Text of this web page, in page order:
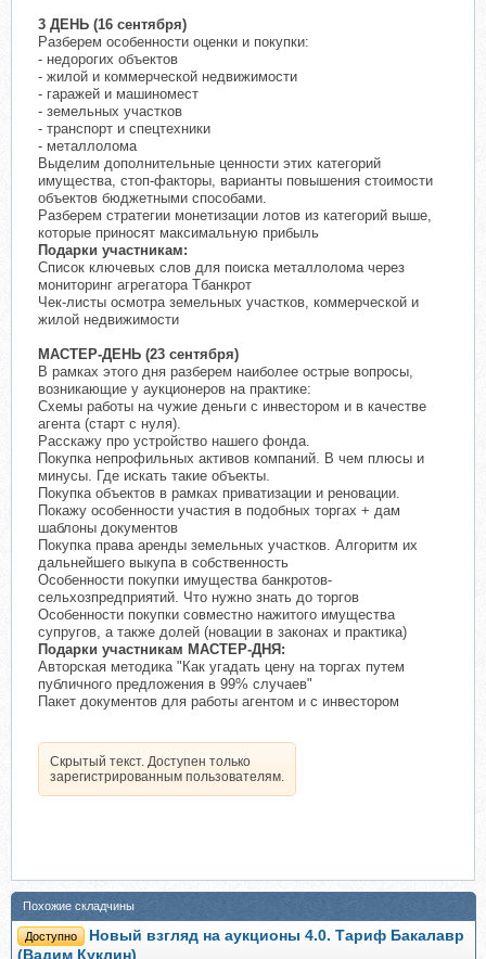
3 ДЕНЬ (16 сентября)
Разберем особенности оценки и покупки:
- недорогих объектов
- жилой и коммерческой недвижимости
- гаражей и машиномест
- земельных участков
- транспорт и спецтехники
- металлолома
Выделим дополнительные ценности этих категорий
имущества, стоп-факторы, варианты повышения стоимости
объектов бюджетными способами.
Разберем стратегии монетизации лотов из категорий выше,
которые приносят максимальную прибыль
Подарки участникам:
Список ключевых слов для поиска металлолома через
мониторинг агрегатора Тбанкрот
Чек-листы осмотра земельных участков, коммерческой и
жилой недвижимости
МАСТЕР-ДЕНЬ (23 сентября)
В рамках этого дня разберем наиболее острые вопросы,
возникающие у аукционеров на практике:
Схемы работы на чужие деньги с инвестором и в качестве
агента (старт с нуля).
Расскажу про устройство нашего фонда.
Покупка непрофильных активов компаний. В чем плюсы и
минусы. Где искать такие объекты.
Покупка объектов в рамках приватизации и реновации.
Покажу особенности участия в подобных торгах + дам
шаблоны документов
Покупка права аренды земельных участков. Алгоритм их
дальнейшего выкупа в собственность
Особенности покупки имущества банкротов-
сельхозпредприятий. Что нужно знать до торгов
Особенности покупки совместно нажитого имущества
супругов, а также долей (новации в законах и практика)
Подарки участникам МАСТЕР-ДНЯ:
Авторская методика "Как угадать цену на торгах путем
публичного предложения в 99% случаев"
Пакет документов для работы агентом и с инвестором
Скрытый текст. Доступен только
зарегистрированным пользователям.
Похожие складчины
Доступно
Новый взгляд на аукционы 4.0. Тариф Бакалавр
(Вадим Куклин)